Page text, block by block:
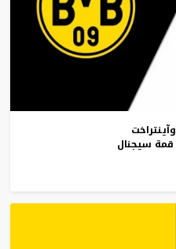
وآينتراخت
قمة سيجنال